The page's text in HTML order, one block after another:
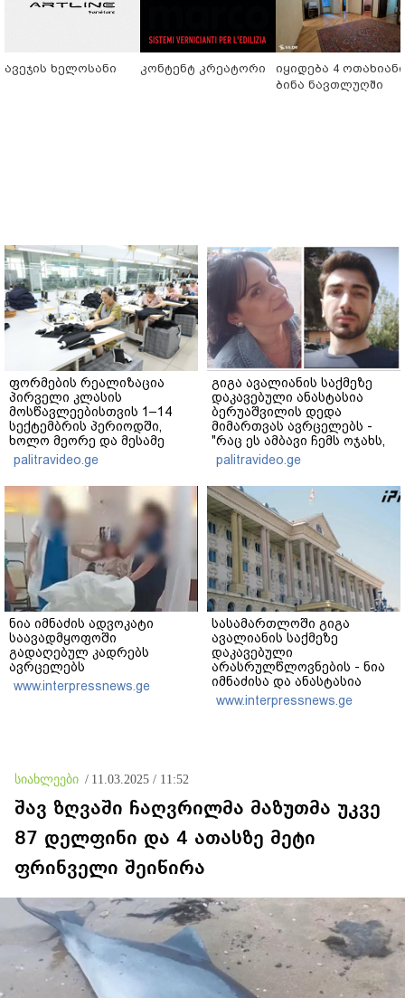
ავეჯის ხელოსანი კონტენტ კრეატორი
იყიდება 4 ოთახიანი
ბინა ნავთლუღში
ფორმების რეალიზაცია
პირველი კლასის
მოსწავლეებისთვის 1–14
სექტემბრის პერიოდში,
ხოლო მეორე და მესამე
ეტაპებზე...
palitravideo.ge
გიგა ავალიანის საქმეზე
დაკავებული ანასტასია
ბერუაშვილის დედა
მიმართვას ავრცელებს -
"რაც ეს ამბავი ჩემს ოჯახს,
ჩემს ანასტასიას გადახდა
თავს, მის მერე მე მე არ
ვარ"
palitravideo.ge
ნია იმნაძის ადვოკატი
საავადმყოფოში
გადაღებულ კადრებს
ავრცელებს
www.interpressnews.ge
სასამართლოში გიგა
ავალიანის საქმეზე
დაკავებული
არასრულწლოვნების - ნია
იმნაძისა და ანასტასია
ბერუაშვილის პროცესი
მიმდინარეობს
www.interpressnews.ge
სიახლეები / 11.03.2025 / 11:52
შავ ზღვაში ჩაღვრილმა მაზუთმა უკვე
87 დელფინი და 4 ათასზე მეტი
ფრინველი შეიწირა